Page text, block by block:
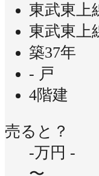
東武東上
東武東上
築37年
- 戸
4階建
売ると？
-万円 -